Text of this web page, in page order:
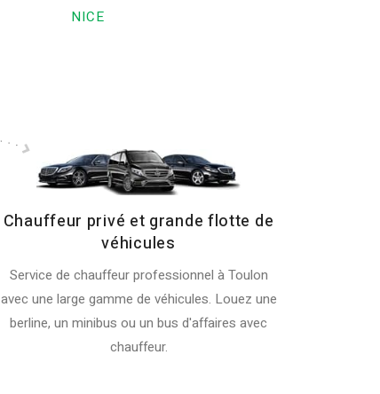
NICE
Chauffeur privé et grande flotte de
véhicules
Service de chauffeur professionnel à Toulon
avec une large gamme de véhicules. Louez une
berline, un minibus ou un bus d'affaires avec
chauffeur.